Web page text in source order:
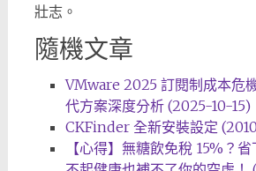
壯志。
隨機文章
VMware 2025 訂閱制成本危
代方案深度分析 (2025-10-15)
CKFinder 全新安裝設定
【心得】無糖飲免稅 15%？